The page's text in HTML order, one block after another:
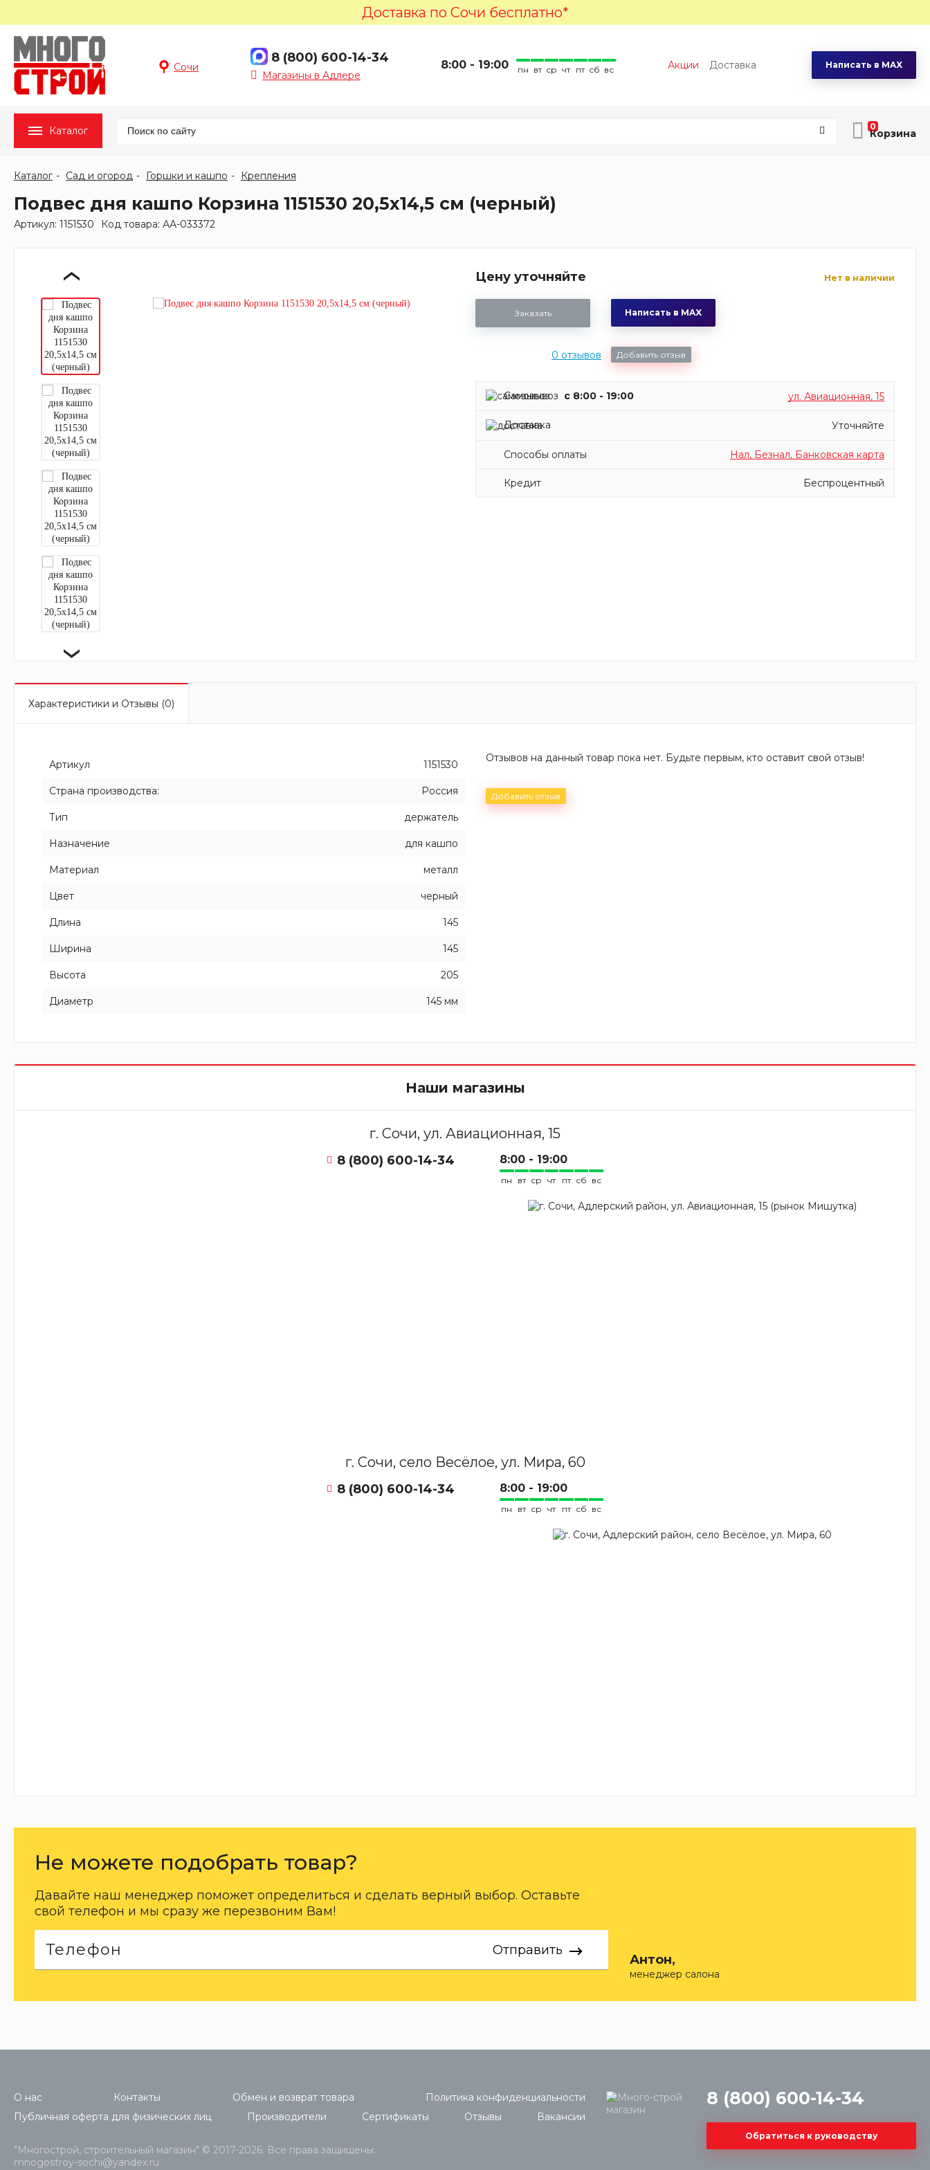
Доставка по Сочи бесплатно*
Сочи
8 (800) 600-14-34 Написать в MAX
Магазины в Адлере
8:00 - 19:00 пн вт ср чт пт сб вс Акции Доставка
Каталог 0
Каталог Сад и огород Горшки и кашпо Крепления
Подвес дня кашпо Корзина 1151530 20,5х14,5 см (черный)
Артикул: 1151530 Код товара: АА-033372
‹
›
Цену уточняйте Нет в наличии
Заказать Написать в MAX
0 отзывов Добавить отзыв
Самовывоз c 8:00 - 19:00 ул. Авиационная, 15
Доставка Уточняйте
Способы оплаты Нал, Безнал, Банковская карта
Кредит Беспроцентный
Характеристики и Отзывы (0)
Артикул 1151530
Страна производства: Россия
Тип держатель
Назначение для кашпо
Материал металл
Цвет черный
Длина 145
Ширина 145
Высота 205
Диаметр 145 мм
Отзывов на данный товар пока нет. Будьте первым, кто оставит свой отзыв!
Добавить отзыв
Наши магазины
г. Сочи, ул. Авиационная, 15
8 (800) 600-14-34 8:00 - 19:00
пн вт ср чт пт сб вс
г. Сочи, село Весёлое, ул. Мира, 60
8 (800) 600-14-34 8:00 - 19:00
пн вт ср чт пт сб вс
Не можете подобрать товар?
Давайте наш менеджер поможет определиться и сделать верный выбор. Оставьте
свой телефон и мы сразу же перезвоним Вам!
Отправить
Антон,
менеджер салона
О нас Контакты Обмен и возврат товара
Политика конфиденциальности
Публичная оферта для физических лиц
Производители Сертификаты Отзывы Вакансии
"Многострой, строительный магазин" © 2017-2026. Все права защищены.
mnogostroy-sochi@yandex.ru
8 (800) 600-14-34
Обратиться к руководству